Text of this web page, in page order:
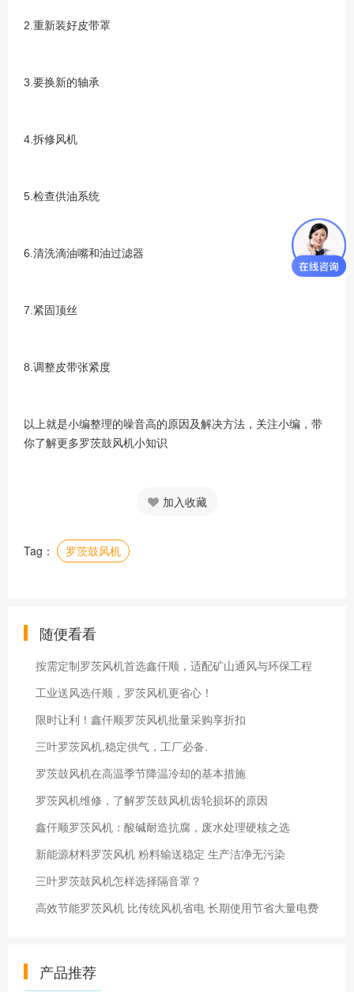
2.重新装好皮带罩
3.要换新的轴承
4.拆修风机
5.检查供油系统
6.清洗滴油嘴和油过滤器
7.紧固顶丝
8.调整皮带张紧度
以上就是小编整理的噪音高的原因及解决方法，关注小编，带
你了解更多罗茨鼓风机小知识
加入收藏
Tag： 罗茨鼓风机
随便看看
按需定制罗茨风机首选鑫仟顺，适配矿山通风与环保工程
工业送风选仟顺，罗茨风机更省心！
限时让利！鑫仟顺罗茨风机批量采购享折扣
三叶罗茨风机,稳定供气，工厂必备.
罗茨鼓风机在高温季节降温冷却的基本措施
罗茨风机维修，了解罗茨鼓风机齿轮损坏的原因
鑫仟顺罗茨风机：酸碱耐造抗腐，废水处理硬核之选
新能源材料罗茨风机 粉料输送稳定 生产洁净无污染
三叶罗茨鼓风机怎样选择隔音罩？
高效节能罗茨风机 比传统风机省电 长期使用节省大量电费
产品推荐